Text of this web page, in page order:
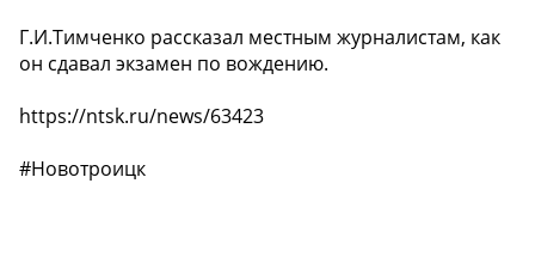
Г.И.Тимченко рассказал местным журналистам, как
он сдавал экзамен по вождению.
https://ntsk.ru/news/63423
#Новотроицк